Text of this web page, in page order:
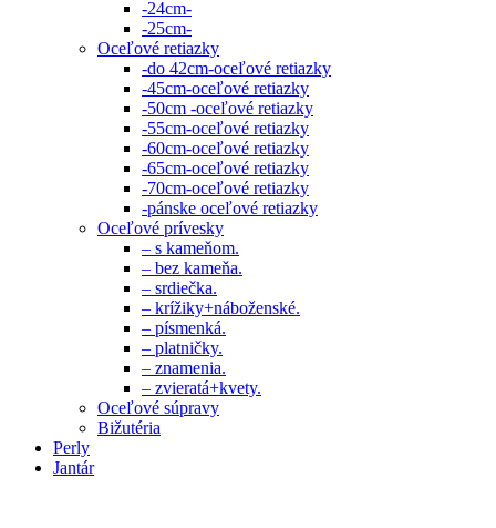
-24cm-
-25cm-
Oceľové retiazky
-do 42cm-oceľové retiazky
-45cm-oceľové retiazky
-50cm -oceľové retiazky
-55cm-oceľové retiazky
-60cm-oceľové retiazky
-65cm-oceľové retiazky
-70cm-oceľové retiazky
-pánske oceľové retiazky
Oceľové prívesky
– s kameňom.
– bez kameňa.
– srdiečka.
– krížiky+náboženské.
– písmenká.
– platničky.
– znamenia.
– zvieratá+kvety.
Oceľové súpravy
Bižutéria
Perly
Jantár